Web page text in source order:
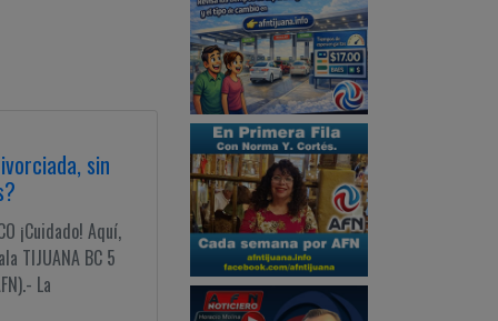
sin
¡Cuidado! Aquí,
TIJUANA BC 5
La